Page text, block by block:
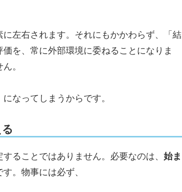
左右されます。それにもかかわらず、「結
を、常に外部環境に委ねることになりま
。
なってしまうからです。
ることではありません。必要なのは、 始ま
す。物事には必ず、